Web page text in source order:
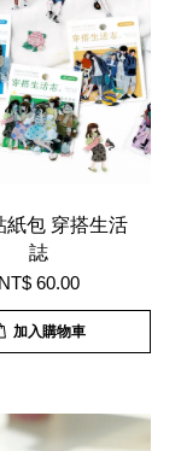
紙包 穿搭生活
誌
NT$ 60.00
加入購物車